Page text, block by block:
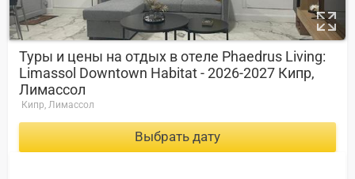
Туры и цены на отдых в отеле Phaedrus Living:
Limassol Downtown Habitat - 2026-2027 Кипр,
Лимассол
Кипр, Лимассол
Выбрать дату